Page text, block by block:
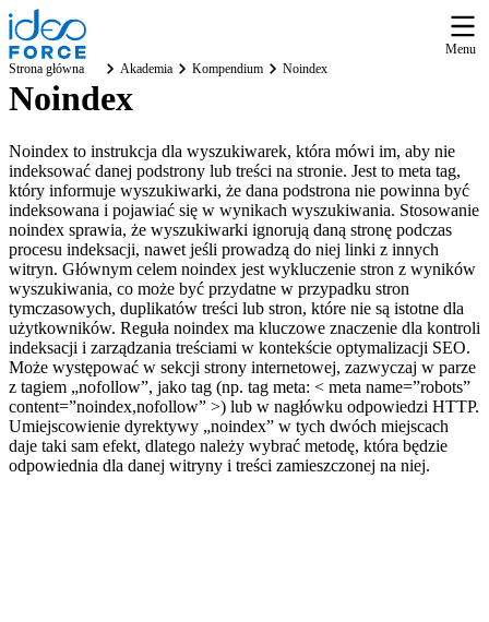
Menu
Strona główna
Akademia Kompendium Noindex
Noindex
Noindex to instrukcja dla wyszukiwarek, która mówi im, aby nie
indeksować danej podstrony lub treści na stronie. Jest to meta tag,
który informuje wyszukiwarki, że dana podstrona nie powinna być
indeksowana i pojawiać się w wynikach wyszukiwania. Stosowanie
noindex sprawia, że wyszukiwarki ignorują daną stronę podczas
procesu indeksacji, nawet jeśli prowadzą do niej linki z innych
witryn. Głównym celem noindex jest wykluczenie stron z wyników
wyszukiwania, co może być przydatne w przypadku stron
tymczasowych, duplikatów treści lub stron, które nie są istotne dla
użytkowników. Reguła noindex ma kluczowe znaczenie dla kontroli
indeksacji i zarządzania treściami w kontekście optymalizacji SEO.
Może występować w sekcji strony internetowej, zazwyczaj w parze
z tagiem „nofollow”, jako tag (np. tag meta: < meta name=”robots”
content=”noindex,nofollow” >) lub w nagłówku odpowiedzi HTTP.
Umiejscowienie dyrektywy „noindex” w tych dwóch miejscach
daje taki sam efekt, dlatego należy wybrać metodę, która będzie
odpowiednia dla danej witryny i treści zamieszczonej na niej.